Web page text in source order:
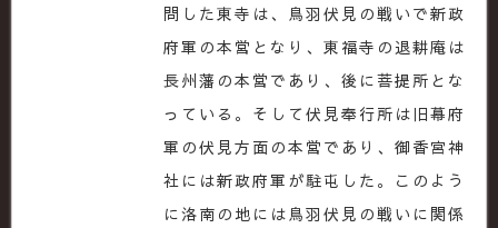
問した東寺は、鳥羽伏見の戦いで新政
府軍の本営となり、東福寺の退耕庵は
長州藩の本営であり、後に菩提所とな
っている。そして伏見奉行所は旧幕府
軍の伏見方面の本営であり、御香宮神
社には新政府軍が駐屯した。このよう
に洛南の地には鳥羽伏見の戦いに関係